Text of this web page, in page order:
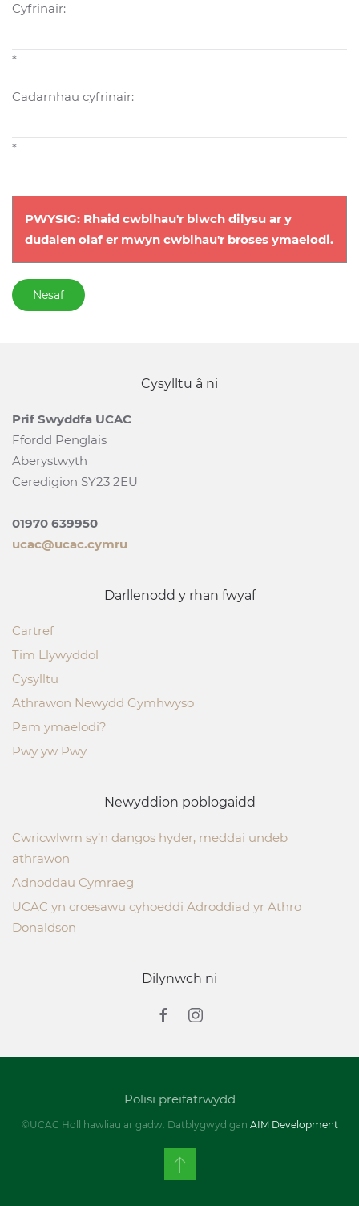
Cyfrinair:
*
Cadarnhau cyfrinair:
*
PWYSIG: Rhaid cwblhau'r blwch dilysu ar y
dudalen olaf er mwyn cwblhau'r broses ymaelodi.
Nesaf
Cysylltu â ni
Prif Swyddfa UCAC
Ffordd Penglais
Aberystwyth
Ceredigion SY23 2EU
01970 639950
ucac@ucac.cymru
Darllenodd y rhan fwyaf
Cartref
Tim Llywyddol
Cysylltu
Athrawon Newydd Gymhwyso
Pam ymaelodi?
Pwy yw Pwy
Newyddion poblogaidd
Cwricwlwm sy’n dangos hyder, meddai undeb
athrawon
Adnoddau Cymraeg
UCAC yn croesawu cyhoeddi Adroddiad yr Athro
Donaldson
Dilynwch ni
Polisi preifatrwydd
©UCAC Holl hawliau ar gadw. Datblygwyd gan AIM Development